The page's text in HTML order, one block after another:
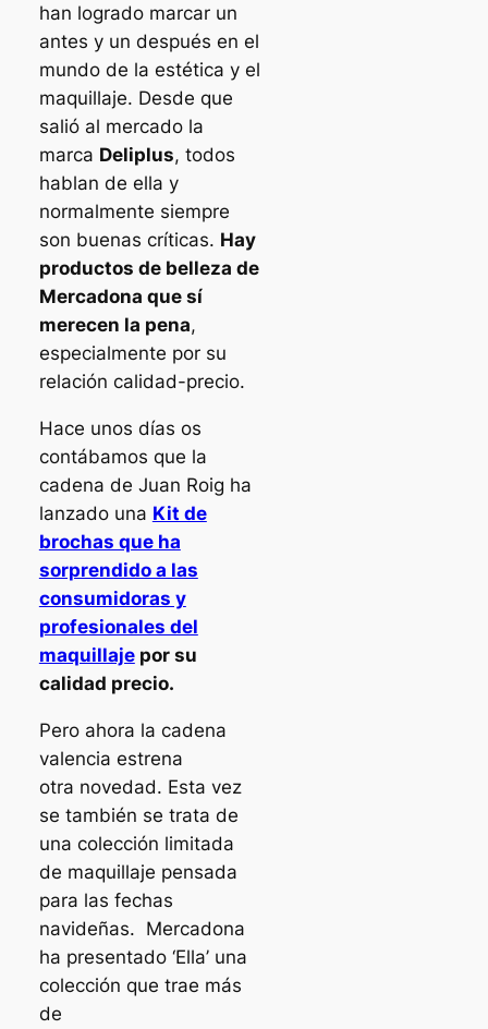
han logrado marcar un
antes y un después en el
mundo de la estética y el
maquillaje. Desde que
salió al mercado la
marca Deliplus, todos
hablan de ella y
normalmente siempre
son buenas críticas. Hay
productos de belleza de
Mercadona que sí
merecen la pena,
especialmente por su
relación calidad-precio.
Hace unos días os
contábamos que la
cadena de Juan Roig ha
lanzado una Kit de
brochas que ha
sorprendido a las
consumidoras y
profesionales del
maquillajepor su
calidad precio.
Pero ahora la cadena
valencia estrena
otra novedad. Esta vez
se también se trata de
una colección limitada
de maquillaje pensada
para las fechas
navideñas. Mercadona
ha presentado ‘Ella’ una
colección que trae más
de